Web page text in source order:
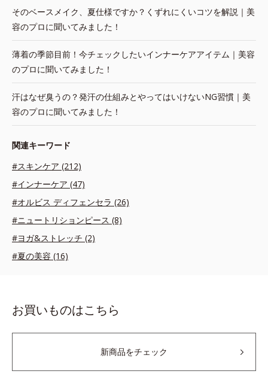
そのベースメイク、夏仕様ですか？くずれにくいコツを解説｜美
容のプロに聞いてみました！
薄着の季節目前！今チェックしたいインナーケアアイテム｜美容
のプロに聞いてみました！
汗はなぜ臭うの？発汗の仕組みとやってはいけないNG習慣｜美
容のプロに聞いてみました！
関連キーワード
#スキンケア (212)
#インナーケア (47)
#オルビス ディフェンセラ (26)
#ニュートリションピース (8)
#ヨガ&ストレッチ (2)
#夏の美容 (16)
お買いものはこちら
新商品をチェック